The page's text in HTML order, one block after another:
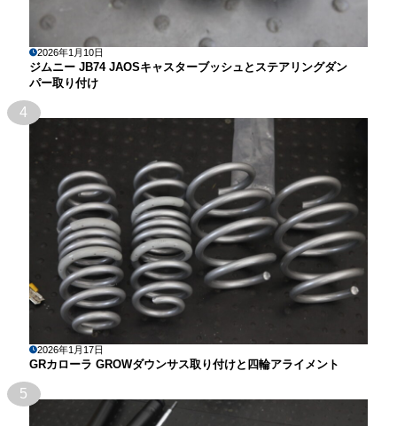
2026年1月10日
ジムニー JB74 JAOSキャスターブッシュとステアリングダン
パー取り付け
4
2026年1月17日
GRカローラ GROWダウンサス取り付けと四輪アライメント
5